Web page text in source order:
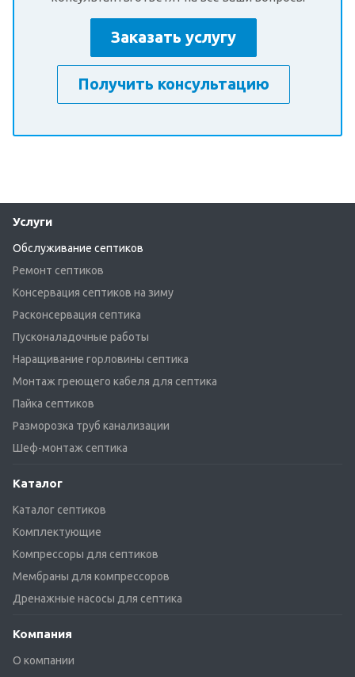
Заказать услугу
Получить консультацию
Услуги
Обслуживание септиков
Ремонт септиков
Консервация септиков на зиму
Расконсервация септика
Пусконаладочные работы
Наращивание горловины септика
Монтаж греющего кабеля для септика
Пайка септиков
Разморозка труб канализации
Шеф-монтаж септика
Каталог
Каталог септиков
Комплектующие
Компрессоры для септиков
Мембраны для компрессоров
Дренажные насосы для септика
Компания
О компании